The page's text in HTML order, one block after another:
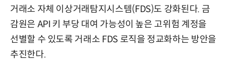
거래소 자체 이상거래탐지시스템(FDS)도 강화된다. 금
감원은 API 키 부당 대여 가능성이 높은 고위험 계정을
선별할 수 있도록 거래소 FDS 로직을 정교화하는 방안을
추진한다.